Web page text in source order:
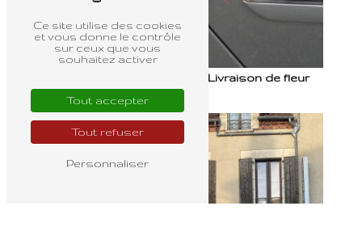
Livraison de fleur
Ce site utilise des cookies
et vous donne le contrôle
sur ceux que vous
souhaitez activer
Tout accepter
Tout refuser
Personnaliser